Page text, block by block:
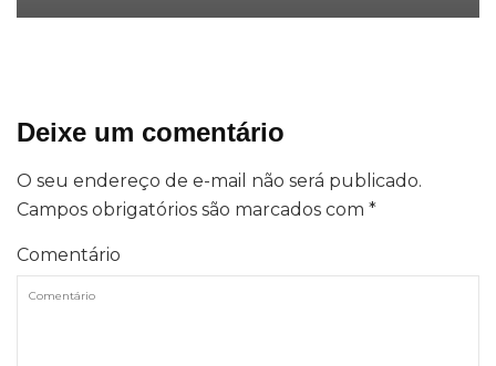
Deixe um comentário
O seu endereço de e-mail não será publicado.
Campos obrigatórios são marcados com *
Comentário